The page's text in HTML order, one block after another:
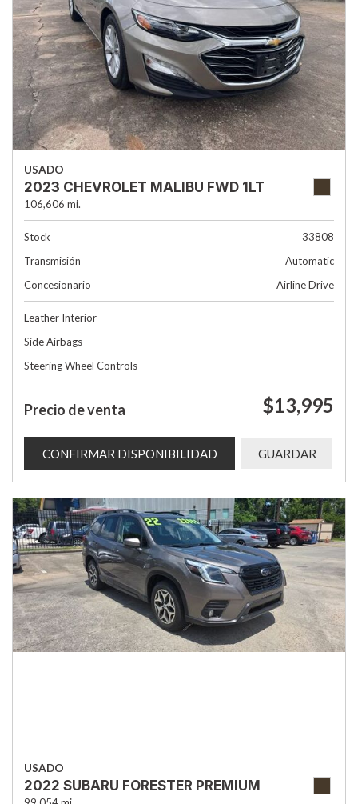
USADO
2023 CHEVROLET MALIBU FWD 1LT
106,606 mi.
Stock
33808
Transmisión
Automatic
Concesionario
Airline Drive
Leather Interior
Side Airbags
Steering Wheel Controls
Precio de venta $13,995
CONFIRMAR DISPONIBILIDAD GUARDAR
USADO
2022 SUBARU FORESTER PREMIUM